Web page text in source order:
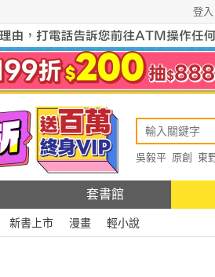
登入
吳毅平 原創
東
套書館
新書上市 漫畫 輕小說